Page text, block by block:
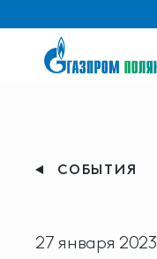
СОБЫТИЯ
27 января 2023